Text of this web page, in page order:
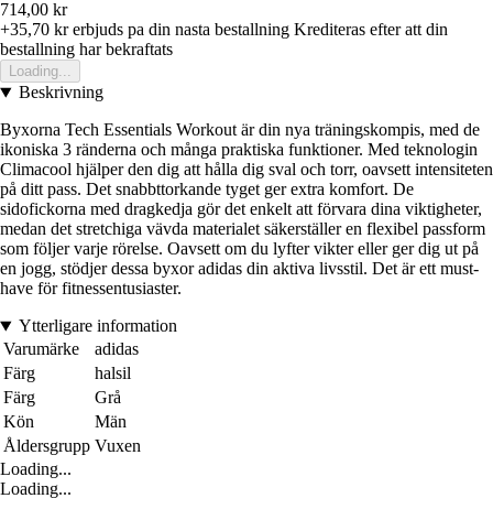
714,00 kr
+35,70 krerbjuds pa din nasta bestallning Krediteras efter att din
bestallning har bekraftats
Loading...
Beskrivning
Byxorna Tech Essentials Workout är din nya träningskompis, med de
ikoniska 3 ränderna och många praktiska funktioner. Med teknologin
Climacool hjälper den dig att hålla dig sval och torr, oavsett intensiteten
på ditt pass. Det snabbttorkande tyget ger extra komfort. De
sidofickorna med dragkedja gör det enkelt att förvara dina viktigheter,
medan det stretchiga vävda materialet säkerställer en flexibel passform
som följer varje rörelse. Oavsett om du lyfter vikter eller ger dig ut på
en jogg, stödjer dessa byxor adidas din aktiva livsstil. Det är ett must-
have för fitnessentusiaster.
Ytterligare information
Varumärke
adidas
Färg
halsil
Färg
Grå
Kön
Män
Åldersgrupp Vuxen
Loading...
Loading...